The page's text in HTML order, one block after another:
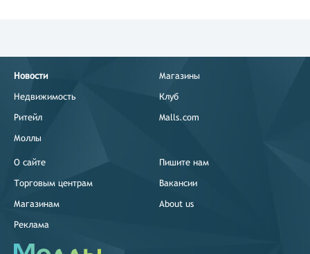
Новости
Недвижимость
Ритейл
Моллы
Магазины
Клуб
Malls.com
О сайте
Торговым центрам
Магазинам
Реклама
Пишите нам
Вакансии
About us